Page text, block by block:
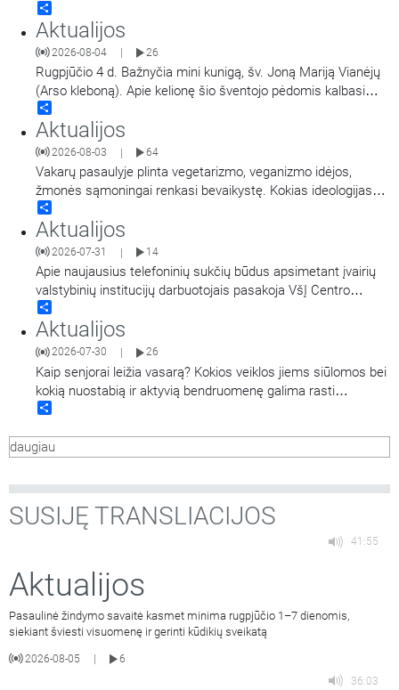
sveikatą visame pasaulyje. Akušerė, tėvystės
mokyklos „Gandro lizdas“ įkūrėja Ieva Girdvainienė pasakoja
apie žindymo naudą kūdikiui ir motinai, taip pat dalijasi
patarimais, kur kreiptis pagalbos, jei kyla
…
Aktualijos
2026-08-04 26
Rugpjūčio 4 d. Bažnyčia mini kunigą, šv. Joną Mariją Vianėjų
(Arso kleboną). Apie kelionę šio šventojo pėdomis kalbasi
tikybos mokytoja Jolanta Stupelytė ir žurnalistė
Laisvė Radzevičienė.
Aktualijos
2026-08-03 | 64
Vakarų pasaulyje plinta vegetarizmo, veganizmo idėjos,
žmonės sąmoningai renkasi bevaikystę. Kokias ideologijas
atspindi šie pasirinkimai ir ką apie jas turi žinoti krikščionys.
Kalba Vilniaus šv. Pranciškaus Asyžiečio parapijos vikaras,
psichologas Arūnas Peškaitis OFM.
Aktualijos
2026-07-31 | 14
Apie naujausius telefoninių sukčių būdus apsimetant įvairių
valstybinių institucijų darbuotojais pasakoja VšĮ Centro
poliklinikos komunikacijos ir viešųjų ryšių specialistė Giedrė
Raišienė, Nacionalinio kibernetinio saugumo centro
direktoriaus pavaduotojas Rokas Jonikas, Pinigų plovimo
kompetencijų centro Sukčiavimo prevencijos koordinatorė
Živilė Kielienė. Laidą veda Vilniaus
Aktualijos
2026-07-30 26
Kaip senjorai leižia vasarą? Kokios veiklos jiems siūlomos bei
kokią nuostabią ir aktyvią bendruomenę galima rasti
vyresniųjų tarpe? Apie tai dalinsis Medardo Čoboto Trečiojo
Jurgita Pocevičienė.
daugiau
SUSIJĘ TRANSLIACIJOS
41:55
Aktualijos
Pasaulinė žindymo savaitė kasmet minima rugpjūčio 1–7 dienomis,
siekiant šviesti visuomenę ir gerinti kūdikių sveikatą
2026-08-05
6
36:03